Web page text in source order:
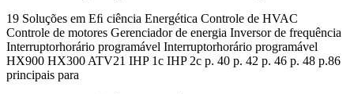
19 Soluções em Eﬁ ciência Energética Controle de HVAC
Controle de motores Gerenciador de energia Inversor de frequência
Interruptorhorário programável Interruptorhorário programável
HX900 HX300 ATV21 IHP 1c IHP 2c p. 40 p. 42 p. 46 p. 48 p.86
principais para